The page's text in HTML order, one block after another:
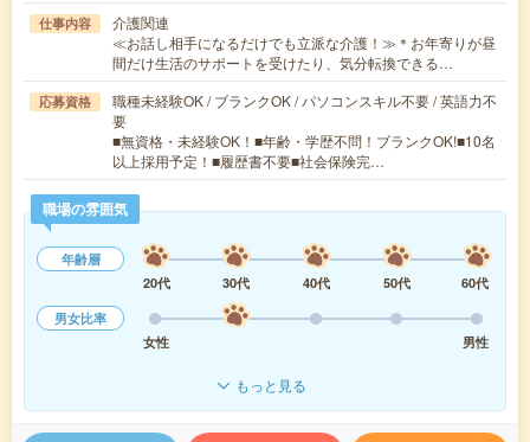
仕事内容
介護関連
≪お話し相手になるだけでも立派な介護！≫＊お年寄りが昼
間だけ生活のサポートを受けたり、気分転換できる…
応募資格
職種未経験OK / ブランクOK / パソコンスキル不要 / 英語力不
要
■無資格・未経験OK！■年齢・学歴不問！ブランクOK!■10名
以上採用予定！■履歴書不要■社会保険完…
職場の雰囲気
年齢層
20代
30代 40代 50代
60代
男女比率
女性
男性
もっと見る